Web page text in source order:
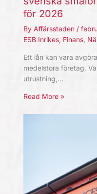
för 2026
By Affärsstaden /
ESB Inrikes, Finans,
Ett lån kan vara
medelstora företag.
utrustning,…
Read More »